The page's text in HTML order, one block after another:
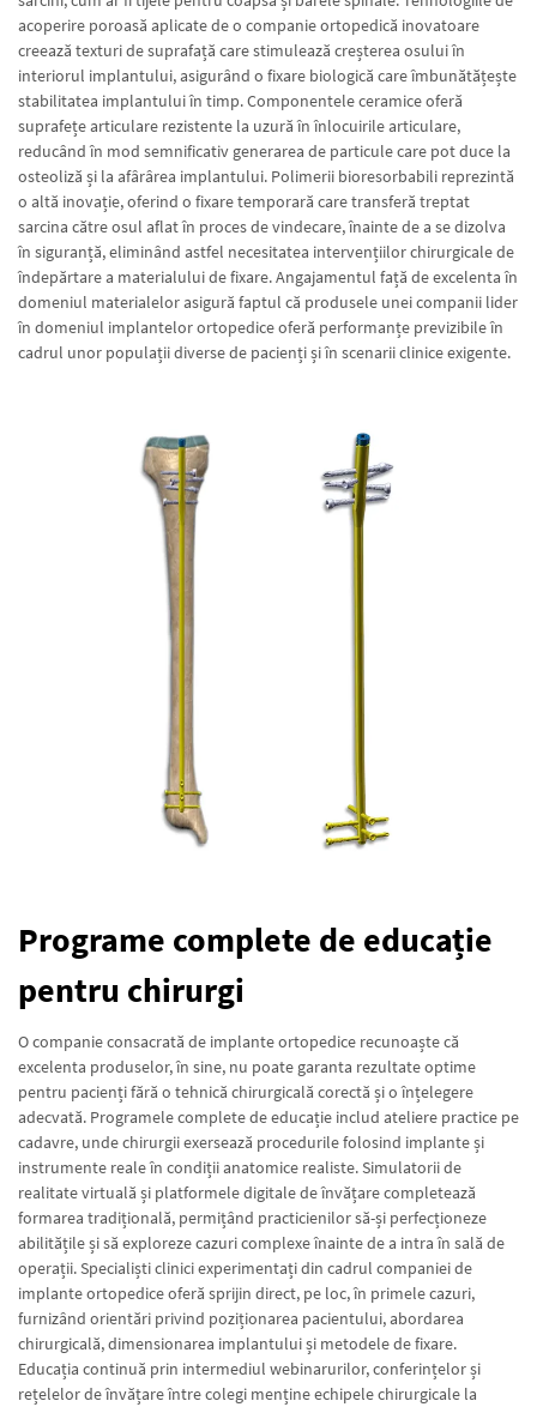
acoperire poroasă aplicate de o companie ortopedică inovatoare
creează texturi de suprafață care stimulează creșterea osului în
interiorul implantului, asigurând o fixare biologică care îmbunătățește
stabilitatea implantului în timp. Componentele ceramice oferă
suprafețe articulare rezistente la uzură în înlocuirile articulare,
reducând în mod semnificativ generarea de particule care pot duce la
osteoliză și la afârârea implantului. Polimerii bioresorbabili reprezintă
o altă inovație, oferind o fixare temporară care transferă treptat
sarcina către osul aflat în proces de vindecare, înainte de a se dizolva
în siguranță, eliminând astfel necesitatea intervențiilor chirurgicale de
îndepărtare a materialului de fixare. Angajamentul față de excelenta în
domeniul materialelor asigură faptul că produsele unei companii lider
în domeniul implantelor ortopedice oferă performanțe previzibile în
cadrul unor populații diverse de pacienți și în scenarii clinice exigente.
Programe complete de educație
pentru chirurgi
O companie consacrată de implante ortopedice recunoaște că
excelenta produselor, în sine, nu poate garanta rezultate optime
pentru pacienți fără o tehnică chirurgicală corectă și o înțelegere
adecvată. Programele complete de educație includ ateliere practice pe
cadavre, unde chirurgii exersează procedurile folosind implante și
instrumente reale în condiții anatomice realiste. Simulatorii de
realitate virtuală și platformele digitale de învățare completează
formarea tradițională, permițând practicienilor să-și perfecționeze
abilitățile și să exploreze cazuri complexe înainte de a intra în sală de
operații. Specialiști clinici experimentați din cadrul companiei de
implante ortopedice oferă sprijin direct, pe loc, în primele cazuri,
furnizând orientări privind poziționarea pacientului, abordarea
chirurgicală, dimensionarea implantului și metodele de fixare.
Educația continuă prin intermediul webinarurilor, conferințelor și
rețelelor de învățare între colegi menține echipele chirurgicale la